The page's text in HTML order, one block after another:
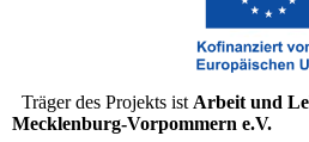
Träger des Projekts ist Arbeit und
Mecklenburg-Vorpommern e.V.